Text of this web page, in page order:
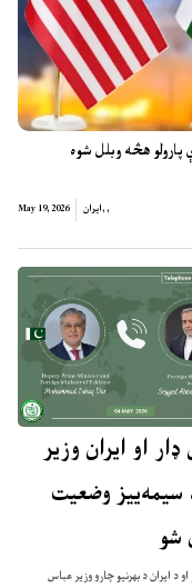
هڅه وبلل شوه
May 19, 2026 ایران,,
او ایران وزیر
وضعیت
شو
د ایران د بهرنیو چارو وزیر عباس